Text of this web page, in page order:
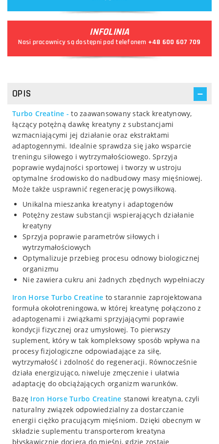
INFOLINIA
Nasi pracownicy są dostępni pod telefonem +48 600 607 709
OPIS
Turbo Creatine -to zaawansowany stack kreatynowy,
łączący potężną dawkę kreatyny z substancjami
wzmacniającymi jej działanie oraz ekstraktami
adaptogennymi. Idealnie sprawdza się jako wsparcie
treningu siłowego i wytrzymałościowego. Sprzyja
poprawie wydajności sportowej i tworzy w ustroju
optymalne środowisko do nadbudowy masy mięśniowej.
Może także usprawnić regenerację powysiłkową.
Unikalna mieszanka kreatyny i adaptogenów
Potężny zestaw substancji wspierających działanie
kreatyny
Sprzyja poprawie parametrów siłowych i
wytrzymałościowych
Optymalizuje przebieg procesu odnowy biologicznej
organizmu
Nie zawiera cukru ani żadnych zbędnych wypełniaczy
Iron Horse Turbo Creatine to starannie zaprojektowana
formuła okołotreningowa, w której kreatynę połączono z
adaptogenami i związkami sprzyjającymi poprawie
kondycji fizycznej oraz umysłowej. To pierwszy
suplement, który w tak kompleksowy sposób wpływa na
procesy fizjologiczne odpowiadające za siłę,
wytrzymałość i zdolność do regeneracji. Równocześnie
działa energizująco, niweluje zmęczenie i ułatwia
adaptację do obciążających organizm warunków.
Bazę Iron Horse Turbo Creatine stanowi kreatyna, czyli
naturalny związek odpowiedzialny za dostarczanie
energii ciężko pracującym mięśniom. Dzięki obecnym w
składzie suplementu transporterom kreatyna
błyskawicznie dociera do mięśni, gdzie zostaje